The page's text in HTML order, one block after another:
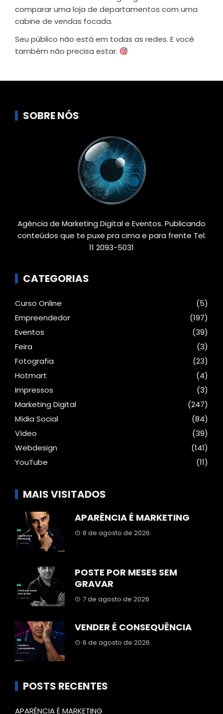
comparar uma loja de departamentos com uma
cabine de vendas focada.
Seu público não está em todas as redes. E você
também não precisa estar.
SOBRE NÓS
Agência de Marketing Digital e Eventos. Publicando
conteúdos que te puxe pra cima e para frente Tel.
11 2093-5031
CATEGORIAS
Curso Online
(5)
Empreendedor
(197)
Eventos
(39)
Feira
(3)
Fotografia
(23)
Hotmart
(4)
Impressos
(3)
Marketing Digital
(247)
Mídia Social
(84)
Vídeo
(39)
Webdesign
(141)
YouTube
(11)
MAIS VISITADOS
APARÊNCIA É MARKETING
8 de agosto de 2026
POSTE POR MESES SEM
GRAVAR
7 de agosto de 2026
VENDER É CONSEQUÊNCIA
6 de agosto de 2026
POSTS RECENTES
APARÊNCIA É MARKETING